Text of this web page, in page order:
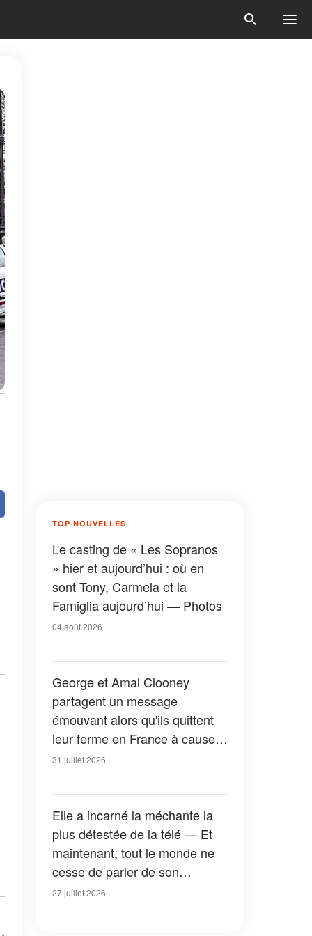
TOP NOUVELLES
Le casting de « Les Sopranos
» hier et aujourd’hui : où en
sont Tony, Carmela et la
Famiglia aujourd’hui — Photos
04 août 2026
George et Amal Clooney
partagent un message
émouvant alors qu'ils quittent
leur ferme en France à cause
des feux de forêt — Tous les
31 juillet 2026
Elle a incarné la méchante la
plus détestée de la télé — Et
maintenant, tout le monde ne
cesse de parler de son
apparition dans la nouvelle
27 juillet 2026